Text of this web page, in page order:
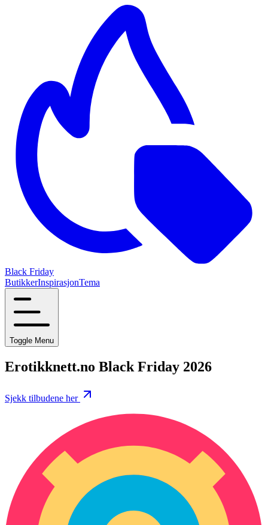
Black Friday
ButikkerInspirasjonTema
Toggle Menu
Erotikknett.no Black Friday 2026
Sjekk tilbudene her